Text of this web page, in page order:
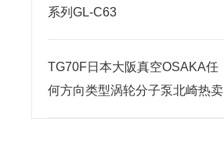
系列GL-C63
TG70F日本大阪真空OSAKA任
何方向类型涡轮分子泵北崎热卖